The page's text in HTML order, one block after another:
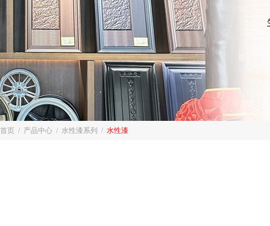
首页 / 产品中心 / 水性漆系列 / 水性漆